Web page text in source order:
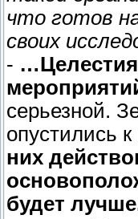
что готов
своих
-
серьезной.
опустились
них
будет